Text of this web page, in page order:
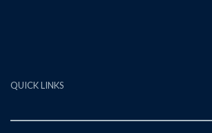
QUICK LINKS